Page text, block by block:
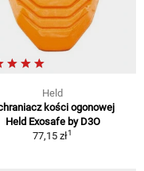
Held
kości ogonowej
Held Exosafe by D3O
77,15 zł1